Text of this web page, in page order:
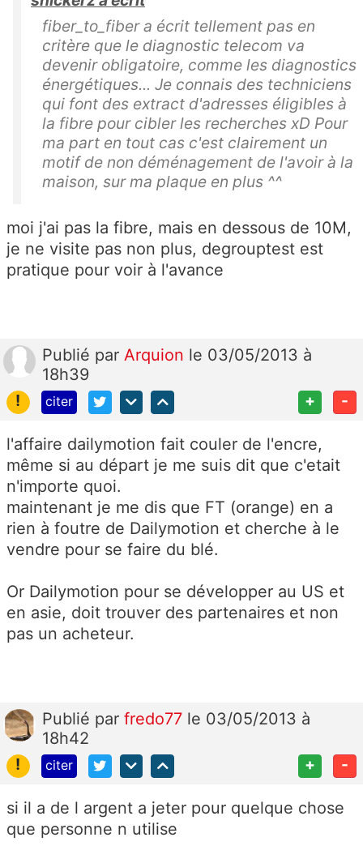
fiber_to_fiber a écrit tellement pas en
critère que le diagnostic telecom va
devenir obligatoire, comme les diagnostics
énergétiques... Je connais des techniciens
qui font des extract d'adresses éligibles à
la fibre pour cibler les recherches xD Pour
ma part en tout cas c'est clairement un
motif de non déménagement de l'avoir à la
maison, sur ma plaque en plus ^^
moi j'ai pas la fibre, mais en dessous de 10M,
je ne visite pas non plus, degrouptest est
pratique pour voir à l'avance
Publié par Arquion le 03/05/2013 à
18h39
!
citer + -
l'affaire dailymotion fait couler de l'encre,
même si au départ je me suis dit que c'etait
n'importe quoi.
maintenant je me dis que FT (orange) en a
rien à foutre de Dailymotion et cherche à le
vendre pour se faire du blé.
Or Dailymotion pour se développer au US et
en asie, doit trouver des partenaires et non
pas un acheteur.
Publié par fredo77 le 03/05/2013 à
18h42
!
citer + -
si il a de l argent a jeter pour quelque chose
que personne n utilise